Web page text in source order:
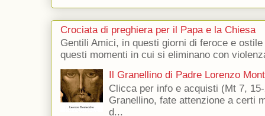
Crociata di preghiera per il Papa e la Chiesa
Gentili Amici, in questi giorni di feroce e
questi momenti in cui si eliminano con
Il Granellino di Padre Lorenzo
Clicca per info e acquisti (Mt 7,
Granellino, fate attenzione a certi
d...